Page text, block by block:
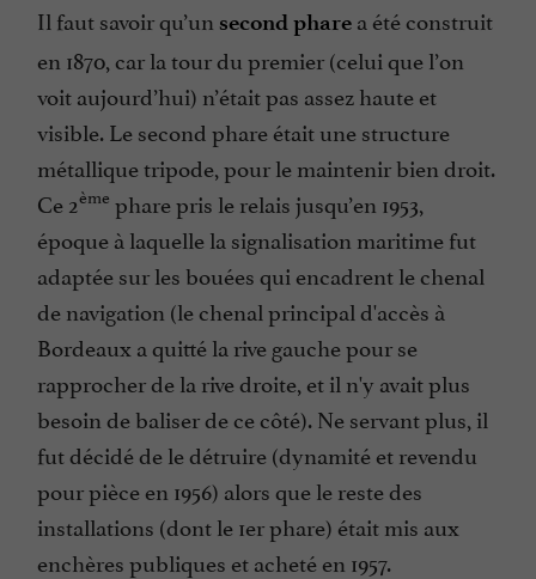
Il faut savoir qu’un second phare a été construit
en 1870, car la tour du premier (celui que l’on
voit aujourd’hui) n’était pas assez haute et
visible. Le second phare était une structure
métallique tripode, pour le maintenir bien droit.
Ce 2ème phare pris le relais jusqu’en 1953,
époque à laquelle la signalisation maritime fut
adaptée sur les bouées qui encadrent le chenal
de navigation (le chenal principal d'accès à
Bordeaux a quitté la rive gauche pour se
rapprocher de la rive droite, et il n'y avait plus
besoin de baliser de ce côté). Ne servant plus, il
fut décidé de le détruire (dynamité et revendu
pour pièce en 1956) alors que le reste des
installations (dont le 1er phare) était mis aux
enchères publiques et acheté en 1957.